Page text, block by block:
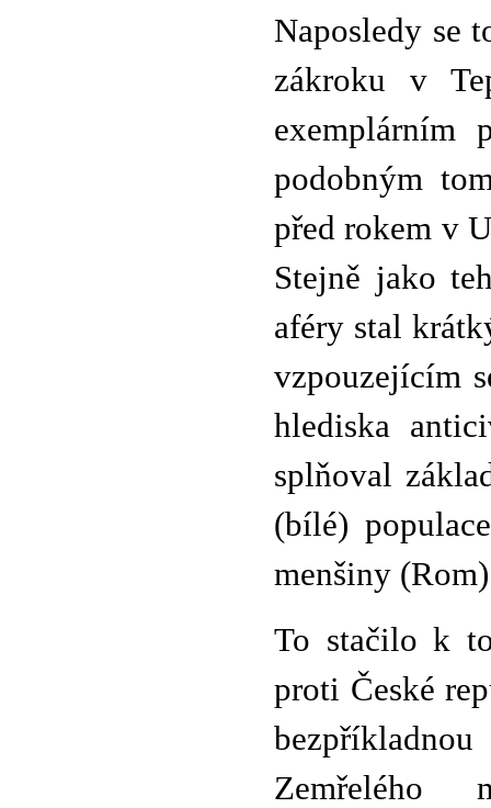
Naposledy se
zákroku v
exemplárním
podobným
před rokem v
Stejně jako
aféry stal
vzpouzejícím
hlediska
splňoval
(bílé)
menšiny
To stačilo k
proti České
Zemřelého